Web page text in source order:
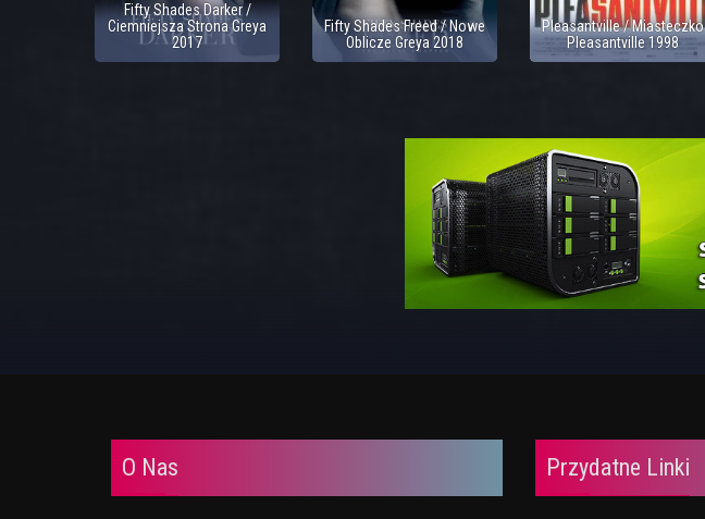
Fifty Shades Darker /
Ciemniejsza Strona Greya
2017
Fifty Shades Freed / Nowe
Oblicze Greya 2018
Pleasantville / Miasteczko
Pleasantville 1998
O Nas Przydatne Linki